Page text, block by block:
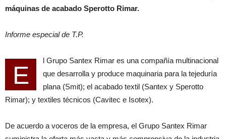
máquinas de acabado Sperotto Rimar.
Informe especial de T.P.
E
l Grupo Santex Rimar es una compañía multinacional
que desarrolla y produce maquinaria para la tejeduría
plana (Smit); el acabado textil (Santex y Sperotto
Rimar); y textiles técnicos (Cavitec e Isotex).
De acuerdo a voceros de la empresa, el Grupo Santex Rimar